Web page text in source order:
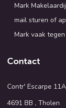
Mark
mail sturen of
Mark vaak
Contact
Contr' Escarpe 11A
4691 BB , Tholen